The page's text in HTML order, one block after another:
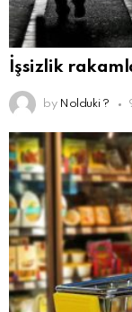
İşsizlik
by Nolduki ?